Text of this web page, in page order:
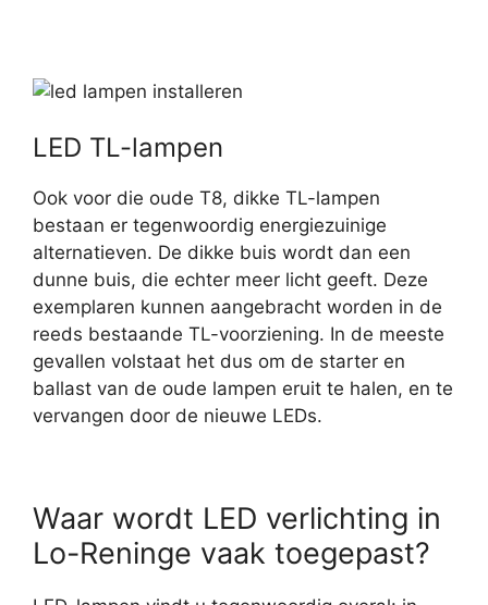
LED TL-lampen
Ook voor die oude T8, dikke TL-lampen
bestaan er tegenwoordig energiezuinige
alternatieven. De dikke buis wordt dan een
dunne buis, die echter meer licht geeft. Deze
exemplaren kunnen aangebracht worden in de
reeds bestaande TL-voorziening. In de meeste
gevallen volstaat het dus om de starter en
ballast van de oude lampen eruit te halen, en te
vervangen door de nieuwe LEDs.
Waar wordt LED verlichting in
Lo-Reninge vaak toegepast?